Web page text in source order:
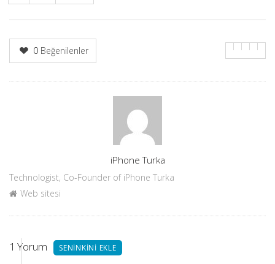
0 Beğenilenler
iPhone Turka
Technologist, Co-Founder of iPhone Turka
Web sitesi
1 Yorum SENINKINI EKLE